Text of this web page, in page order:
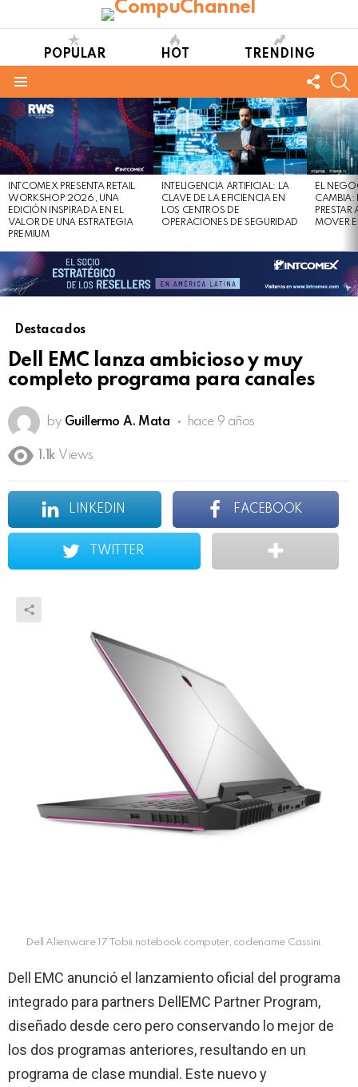
POPULAR HOT TRENDING
US
LATEST
STORIES
INTCOMEX PRESENTA RETAIL
WORKSHOP 2026, UNA
EDICIÓN INSPIRADA EN EL
VALOR DE UNA ESTRATEGIA
PREMIUM
INTELIGENCIA ARTIFICIAL: LA
CLAVE DE LA EFICIENCIA EN
LOS CENTROS DE
OPERACIONES DE SEGURIDAD
EL
CAMBIA:
MOVER
Destacados
Dell EMC lanza ambicioso y muy
completo programa para canales
by Guillermo A. Mata hace 9 años
1.1k Views
LINKEDIN FACEBOOK
TWITTER
Dell Alienware 17 Tobii notebook computer, codename Cassini.
Dell EMC anunció el lanzamiento oficial del programa
integrado para partners DellEMC Partner Program,
diseñado desde cero pero conservando lo mejor de
los dos programas anteriores, resultando en un
programa de clase mundial. Este nuevo y